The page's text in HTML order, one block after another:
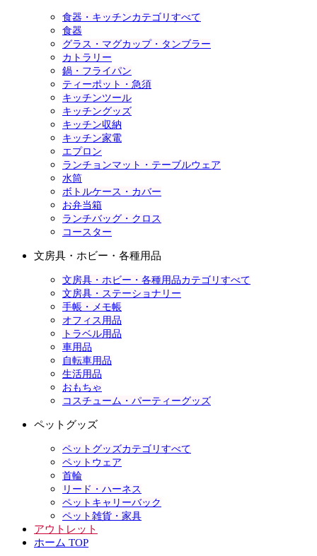
食器・キッチンカテゴリすべて
食器
グラス・マグカップ・タンブラー
カトラリー
鍋・フライパン
ティーポット・急須
キッチンツール
キッチングッズ
キッチン収納
キッチン家電
エプロン
ランチョンマット・テーブルウェア
水筒
ボトルケース・カバー
お弁当箱
ランチバッグ・クロス
コースター
文房具・ホビー・各種用品
文房具・ホビー・各種用品カテゴリすべて
文房具・ステーショナリー
手帳・メモ帳
オフィス用品
トラベル用品
車用品
自転車用品
生活用品
おもちゃ
コスチューム・パーティーグッズ
ペットグッズ
ペットグッズカテゴリすべて
ペットウェア
首輪
リード・ハーネス
ペットキャリーバック
ペット雑貨・家具
アウトレット
ホーム TOP